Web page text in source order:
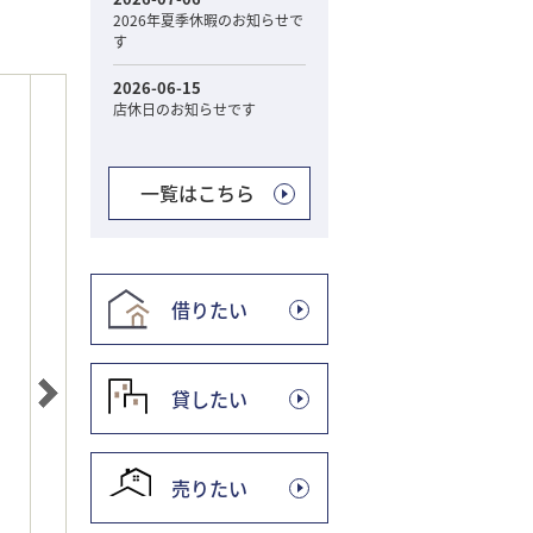
一覧はこちら
借りたい
貸したい
売りたい